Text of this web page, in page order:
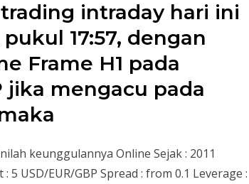
intraday hari ini
17:57, dengan
Frame H1 pada
jika mengacu pada
keunggulannya Online Sejak : 2011
USD/EUR/GBP Spread : from 0.1 Leverage :